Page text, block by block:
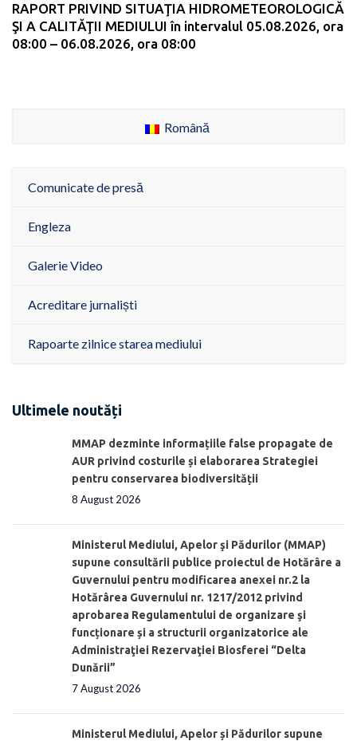
RAPORT PRIVIND SITUAŢIA HIDROMETEOROLOGICĂ
ŞI A CALITĂŢII MEDIULUI în intervalul 05.08.2026, ora
08:00 – 06.08.2026, ora 08:00
Română
Comunicate de presă
Engleza
Galerie Video
Acreditare jurnaliști
Rapoarte zilnice starea mediului
Ultimele noutăți
MMAP dezminte informațiile false propagate de
AUR privind costurile și elaborarea Strategiei
pentru conservarea biodiversității
8 August 2026
Ministerul Mediului, Apelor şi Pădurilor (MMAP)
supune consultării publice proiectul de Hotărâre a
Guvernului pentru modificarea anexei nr.2 la
Hotărârea Guvernului nr. 1217/2012 privind
aprobarea Regulamentului de organizare şi
funcționare și a structurii organizatorice ale
Administraţiei Rezervaţiei Biosferei “Delta
Dunării”
7 August 2026
Ministerul Mediului, Apelor și Pădurilor supune